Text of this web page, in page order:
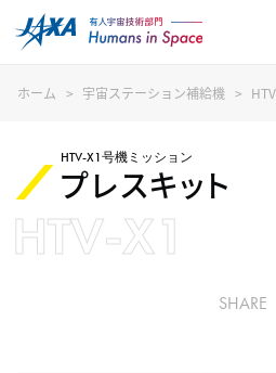
ホーム 宇宙ステーション補給機
HTV-X1号機ミッション
プレスキット
HTV-X1
SHARE